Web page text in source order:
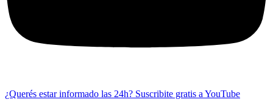
¿Querés estar informado las 24h? Suscribite gratis a YouTube